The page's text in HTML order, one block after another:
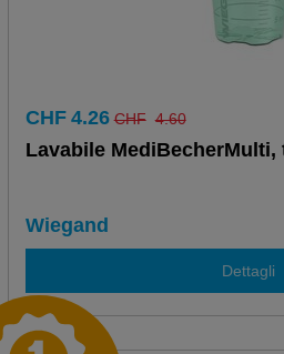
CHF 4.26 CHF 4.60
Lavabile MediBecherMulti,
Wiegand
Dettagli